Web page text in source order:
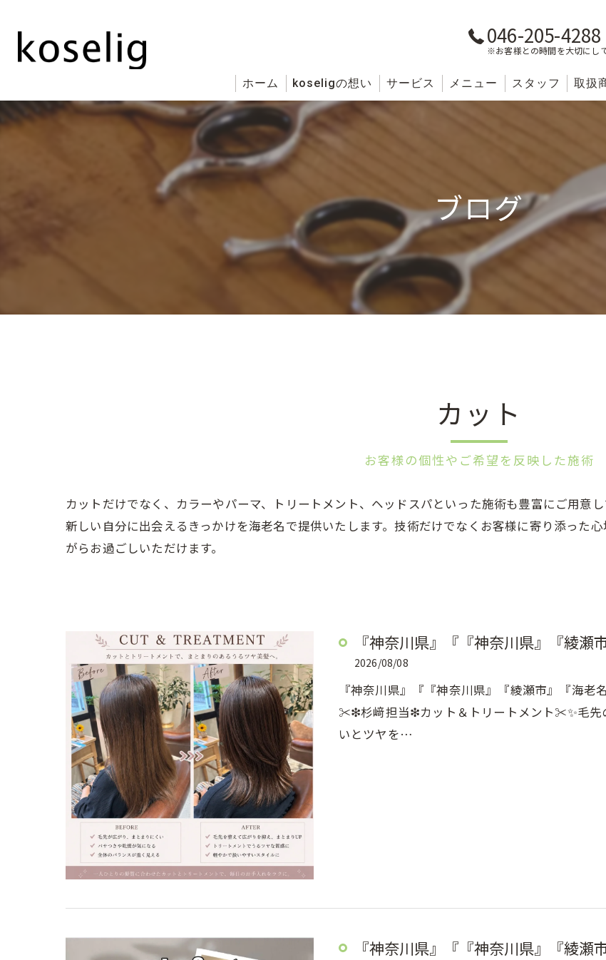
046-205-4288
※お客様との時間を大切にし
ホーム koseligの想い サービス メニュー スタッフ 取扱
ブログ
カット
お客様の個性やご希望を反映した施術
カットだけでなく、カラーやパーマ、トリートメント、ヘッドスパといった施術も豊富にご用意
新しい自分に出会えるきっかけを海老名で提供いたします。技術だけでなくお客様に寄り添った
がらお過ごしいただけます。
『神奈川県』『『神奈川県』『綾瀬
2026/08/08
『神奈川県』『『神奈川県』『綾瀬市』『海
✂︎❇︎杉﨑担当❇︎カット＆トリートメント✂️✨毛先
いとツヤを…
『神奈川県』『『神奈川県』『綾瀬